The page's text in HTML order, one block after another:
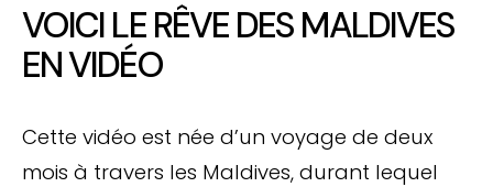
VOICI LE RÊVE DES MALDIVES
EN VIDÉO
Cette vidéo est née d’un voyage de deux
mois à travers les Maldives, durant lequel